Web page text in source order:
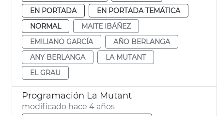
EN PORTADA
EN PORTADA TEMÁTICA
NORMAL
MAITE IBÁÑEZ
EMILIANO GARCÍA
AÑO BERLANGA
ANY BERLANGA
LA MUTANT
EL GRAU
Programación La Mutant
modificado hace 4 años